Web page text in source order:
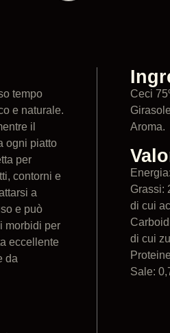
tempo
e naturale.
il
ogni piatto
per
contorni e
a
e può
morbidi per
eccellente
da
Ceci
Aroma.
Grassi:
di cui
di cui
Sale: